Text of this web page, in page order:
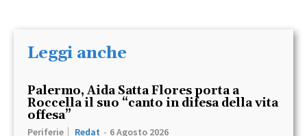
Leggi anche
Palermo, Aida Satta Flores porta a
Roccella il suo “canto in difesa della vita
offesa”
Periferie Redat - 6 Agosto 2026